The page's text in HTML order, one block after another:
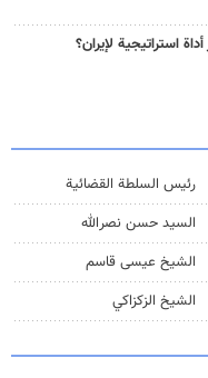
استراتيجية لإيران؟
رئیس السلطة القضائیة
السيد حسن نصرالله
الشيخ عيسى قاسم
الشيخ الزكزاكي